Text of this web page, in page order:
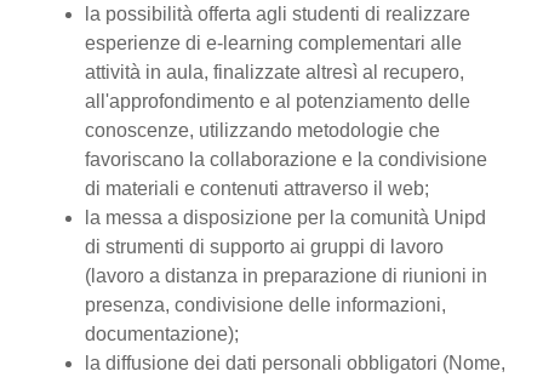
la possibilità offerta agli studenti di realizzare
esperienze di e-learning complementari alle
attività in aula, finalizzate altresì al recupero,
all'approfondimento e al potenziamento delle
conoscenze, utilizzando metodologie che
favoriscano la collaborazione e la condivisione
di materiali e contenuti attraverso il web;
la messa a disposizione per la comunità Unipd
di strumenti di supporto ai gruppi di lavoro
(lavoro a distanza in preparazione di riunioni in
presenza, condivisione delle informazioni,
documentazione);
la diffusione dei dati personali obbligatori (Nome,